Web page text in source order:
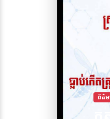
ព័ត៌ម